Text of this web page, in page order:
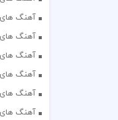
آهنگ
آهنگ
آهنگ های
آهنگ
آهنگ های
آهنگ های